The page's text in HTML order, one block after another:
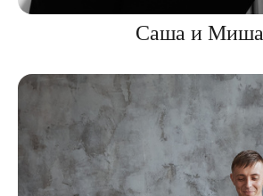
Саша и Миша